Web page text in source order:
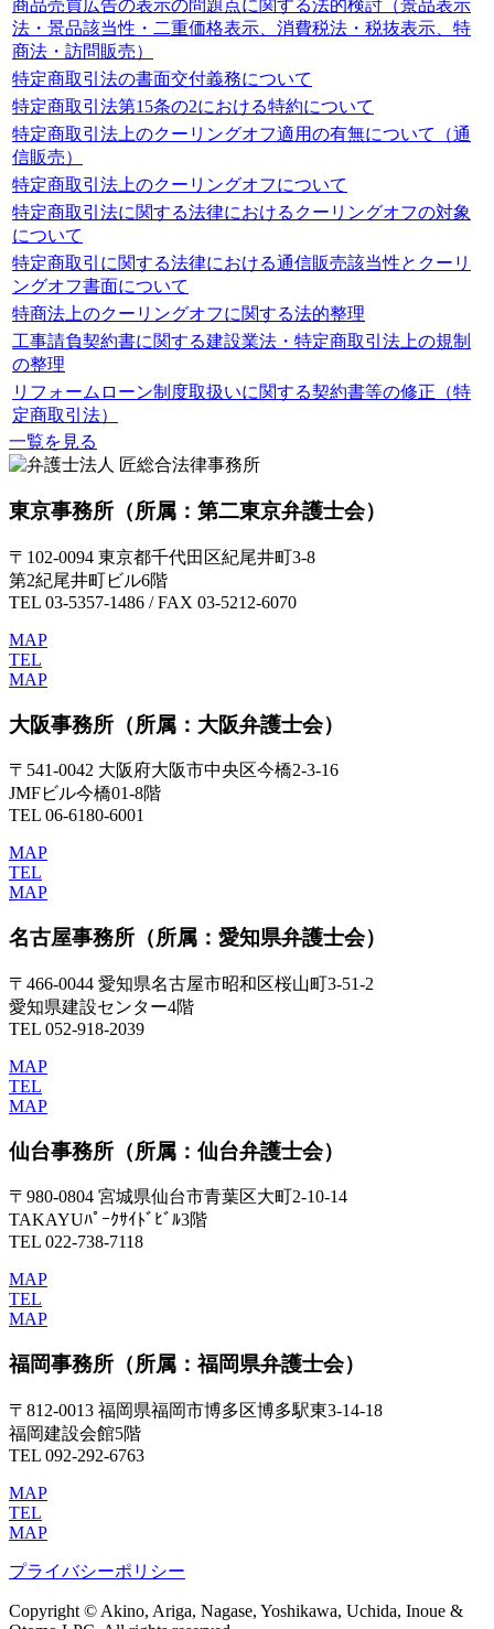
商品売買広告の表示の問題点に関する法的検討（景品表示
法・景品該当性・二重価格表示、消費税法・税抜表示、特
商法・訪問販売）
特定商取引法の書面交付義務について
特定商取引法第15条の2における特約について
特定商取引法上のクーリングオフ適用の有無について（通
信販売）
特定商取引法上のクーリングオフについて
特定商取引法に関する法律におけるクーリングオフの対象
について
特定商取引に関する法律における通信販売該当性とクーリ
ングオフ書面について
特商法上のクーリングオフに関する法的整理
工事請負契約書に関する建設業法・特定商取引法上の規制
の整理
リフォームローン制度取扱いに関する契約書等の修正（特
定商取引法）
一覧を見る
東京事務所 （所属：第二東京弁護士会）
〒102-0094 東京都千代田区紀尾井町3-8
第2紀尾井町ビル6階
TEL 03-5357-1486 / FAX 03-5212-6070
MAP
TEL
MAP
大阪事務所 （所属：大阪弁護士会）
〒541-0042 大阪府大阪市中央区今橋2-3-16
JMFビル今橋01-8階
TEL 06-6180-6001
MAP
TEL
MAP
名古屋事務所 （所属：愛知県弁護士会）
〒466-0044 愛知県名古屋市昭和区桜山町3-51-2
愛知県建設センター4階
TEL 052-918-2039
MAP
TEL
MAP
仙台事務所 （所属：仙台弁護士会）
〒980-0804 宮城県仙台市青葉区大町2-10-14
TAKAYUﾊﾟｰｸｻｲﾄﾞﾋﾞﾙ3階
TEL 022-738-7118
MAP
TEL
MAP
福岡事務所 （所属：福岡県弁護士会）
〒812-0013 福岡県福岡市博多区博多駅東3-14-18
福岡建設会館5階
TEL 092-292-6763
MAP
TEL
MAP
プライバシーポリシー
Copyright © Akino, Ariga, Nagase, Yoshikawa, Uchida, Inoue &